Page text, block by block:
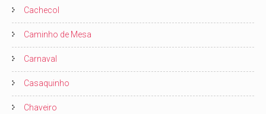
Cachecol
Caminho de Mesa
Carnaval
Casaquinho
Chaveiro